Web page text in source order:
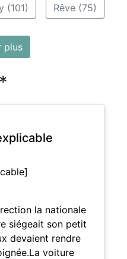
(101) Rêve (75)
plus
la nationale
siégeait son petit
devaient rendre
voiture